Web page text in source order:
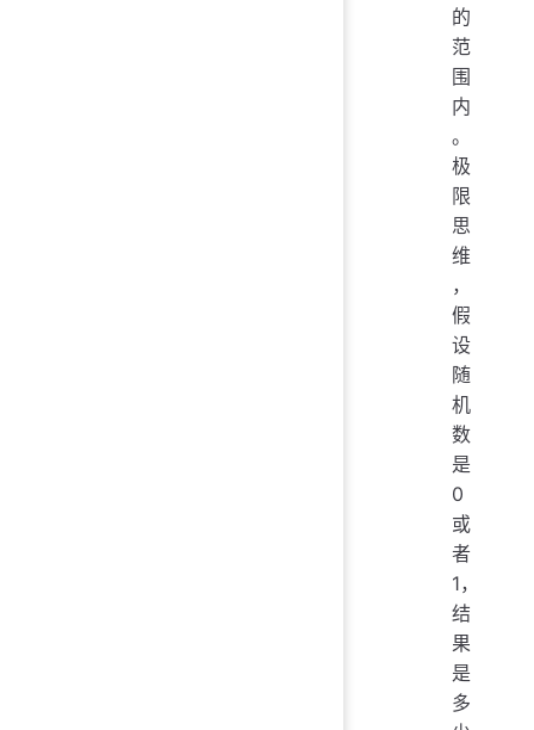
的
范
围
内
。
极
限
思
维
，
假
设
随
机
数
是
0
或
者
1，
结
果
是
多